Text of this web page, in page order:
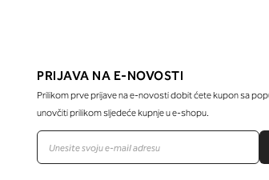
PRIJAVA NA E-NOVOSTI
Prilikom prve prijave na e-novosti dobit ćete kupon sa
unovčiti prilikom sljedeće kupnje u e-shopu.